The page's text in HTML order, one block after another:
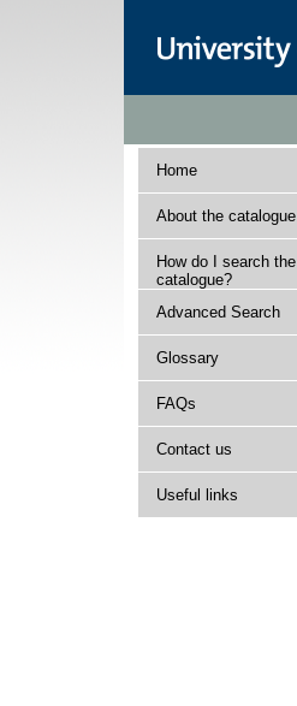
Home
About the catalogue
How do I search the
catalogue?
Advanced Search
Glossary
FAQs
Contact us
Useful links